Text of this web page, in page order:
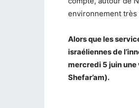
environnement très
Alors que les
israéliennes de
mercredi 5 juin
Shefar’am).